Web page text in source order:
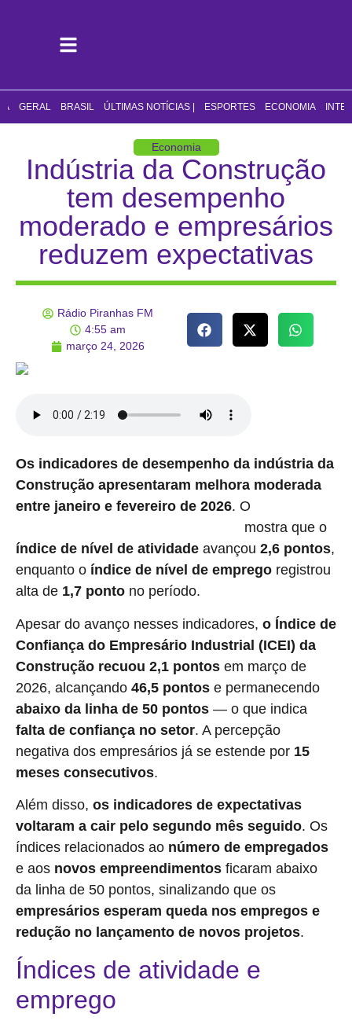
GERAL BRASIL ÚLTIMAS NOTÍCIAS | ESPORTES ECONOMIA
Economia
Indústria da Construção
tem desempenho
moderado e empresários
reduzem expectativas
Rádio Piranhas FM
4:55 am
março 24, 2026
Os indicadores de desempenho da indústria da
Construção apresentaram melhora moderada
entre janeiro e fevereiro de 2026. O
mostra que o
índice de nível de atividade avançou 2,6 pontos,
enquanto o índice de nível de emprego registrou
alta de 1,7 ponto no período.
Apesar do avanço nesses indicadores, o Índice de
Confiança do Empresário Industrial (ICEI) da
Construção recuou 2,1 pontos em março de
2026, alcançando 46,5 pontos e permanecendo
abaixo da linha de 50 pontos — o que indica
falta de confiança no setor. A percepção
negativa dos empresários já se estende por 15
meses consecutivos.
Além disso, os indicadores de expectativas
voltaram a cair pelo segundo mês seguido. Os
índices relacionados ao número de empregados
e aos novos empreendimentos ficaram abaixo
da linha de 50 pontos, sinalizando que os
empresários esperam queda nos empregos e
redução no lançamento de novos projetos.
Índices de atividade e
emprego